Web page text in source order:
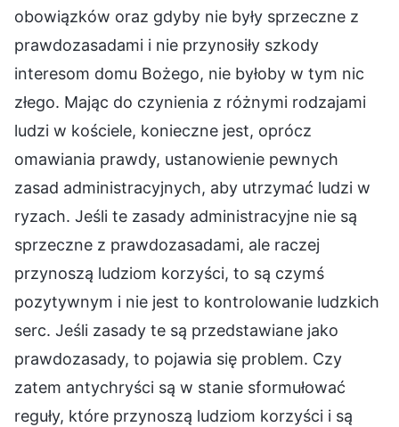
obowiązków oraz gdyby nie były sprzeczne z
prawdozasadami i nie przynosiły szkody
interesom domu Bożego, nie byłoby w tym nic
złego. Mając do czynienia z różnymi rodzajami
ludzi w kościele, konieczne jest, oprócz
omawiania prawdy, ustanowienie pewnych
zasad administracyjnych, aby utrzymać ludzi w
ryzach. Jeśli te zasady administracyjne nie są
sprzeczne z prawdozasadami, ale raczej
przynoszą ludziom korzyści, to są czymś
pozytywnym i nie jest to kontrolowanie ludzkich
serc. Jeśli zasady te są przedstawiane jako
prawdozasady, to pojawia się problem. Czy
zatem antychryści są w stanie sformułować
reguły, które przynoszą ludziom korzyści i są